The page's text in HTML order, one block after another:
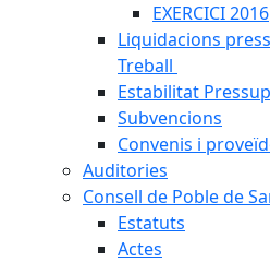
EXERCICI 2016
Liquidacions
Treball
Estabilitat
Subvencions
Convenis i
Auditories
Consell de Poble de
Estatuts
Actes